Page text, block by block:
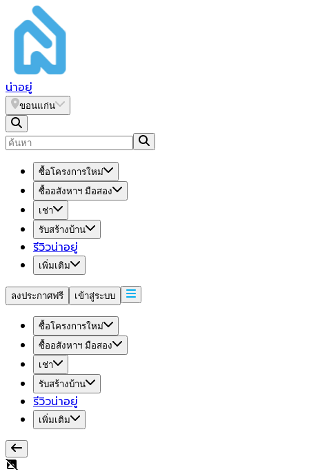
น่าอยู่
ขอนแก่น
ซื้อโครงการใหม่
ซื้ออสังหาฯ มือสอง
เช่า
รับสร้างบ้าน
รีวิวน่าอยู่
เพิ่มเติม
ลงประกาศฟรี เข้าสู่ระบบ
ซื้อโครงการใหม่
ซื้ออสังหาฯ มือสอง
เช่า
รับสร้างบ้าน
รีวิวน่าอยู่
เพิ่มเติม